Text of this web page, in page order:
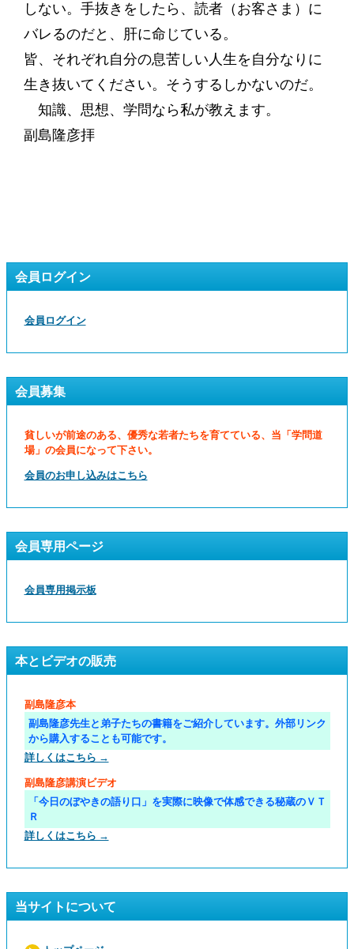
しない。手抜きをしたら、読者（お客さま）に
バレるのだと、肝に命じている。
皆、それぞれ自分の息苦しい人生を自分なりに
生き抜いてください。そうするしかないのだ。
知識、思想、学問なら私が教えます。
副島隆彦拝
会員ログイン
会員ログイン
会員募集
貧しいが前途のある、優秀な若者たちを育てている、当「学問道
場」の会員になって下さい。
会員のお申し込みはこちら
会員専用ページ
会員専用掲示板
本とビデオの販売
副島隆彦本
副島隆彦先生と弟子たちの書籍をご紹介しています。外部リンク
から購入することも可能です。
詳しくはこちら →
副島隆彦講演ビデオ
「今日のぼやきの語り口」を実際に映像で体感できる秘蔵のＶＴ
Ｒ
詳しくはこちら →
当サイトについて